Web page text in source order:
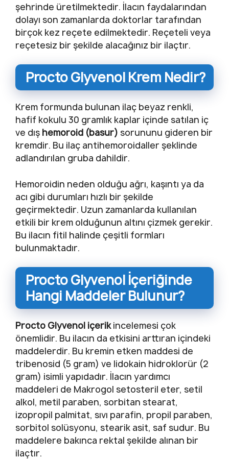
şehrinde üretilmektedir. İlacın faydalarından
dolayı son zamanlarda doktorlar tarafından
birçok kez reçete edilmektedir. Reçeteli veya
reçetesiz bir şekilde alacağınız bir ilaçtır.
Procto Glyvenol Krem Nedir?
Krem formunda bulunan ilaç beyaz renkli,
hafif kokulu 30 gramlık kaplar içinde satılan iç
ve dış hemoroid (basur) sorununu gideren bir
kremdir. Bu ilaç antihemoroidaller şeklinde
adlandırılan gruba dahildir.
Hemoroidin neden olduğu ağrı, kaşıntı ya da
acı gibi durumları hızlı bir şekilde
geçirmektedir. Uzun zamanlarda kullanılan
etkili bir krem olduğunun altını çizmek gerekir.
Bu ilacın fitil halinde çeşitli formları
bulunmaktadır.
Procto Glyvenol İçeriğinde
Hangi Maddeler Bulunur?
Procto Glyvenol içerikincelemesi çok
önemlidir. Bu ilacın da etkisini arttıran içindeki
maddelerdir. Bu kremin etken maddesi de
tribenosid (5 gram) ve lidokain hidroklorür (2
gram) isimli yapıdadır. İlacın yardımcı
maddeleri de Makrogol setosteril eter, setil
alkol, metil paraben, sorbitan stearat,
izopropil palmitat, sıvı parafin, propil paraben,
sorbitol solüsyonu, stearik asit, saf sudur. Bu
maddelere bakınca rektal şekilde alınan bir
ilaçtır.